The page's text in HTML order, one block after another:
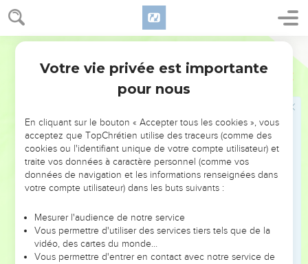
Lévitique 17
11 Car la vie de la chair est dans le sang. Je vous l’ai donné
sur l’autel, afin qu’il serve d’expiation pour votre vie, car c’est
C’est pourquoi j’ai dit aux Israélites : Personne d’entre
vous ne consommera du sang. Et l’immigrant qui réside au
Si quelqu’un des Israélites ou des immigrants qui résident
au milieu d’eux prend à la chasse un animal ou un oiseau qui
se mange, il en répandra le sang et le couvrira de poussière.
Car la vie de toute chair, c’est son sang qui est en elle.
le sang d’aucune chair, car la vie de toute chair, c’est son
sang ; quiconque en consommera sera retranché.
Toute personne, parmi les autochtones ou les immigrants
Votre vie privée est importante
pour nous
En cliquant sur le bouton « Accepter tous les cookies », vous
acceptez que TopChrétien utilise des traceurs (comme des
cookies ou l'identifiant unique de votre compte utilisateur) et
traite vos données à caractère personnel (comme vos
données de navigation et les informations renseignées dans
votre compte utilisateur) dans les buts suivants :
Mesurer l'audience de notre service
Vous permettre d'utiliser des services tiers tels que de la
vidéo, des cartes du monde…
Vous permettre d'entrer en contact avec notre service de